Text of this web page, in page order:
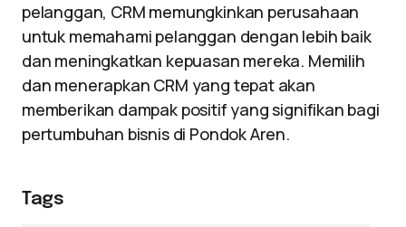
pelanggan, CRM memungkinkan perusahaan
untuk memahami pelanggan dengan lebih baik
dan meningkatkan kepuasan mereka. Memilih
dan menerapkan CRM yang tepat akan
memberikan dampak positif yang signifikan bagi
pertumbuhan bisnis di Pondok Aren.
Tags